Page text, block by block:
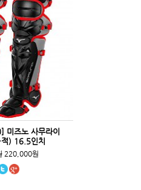
즈노 사무라이
) 16.5인치
220,000원